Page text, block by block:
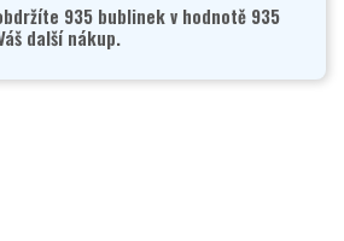
935 bublinek v hodnotě 935
další nákup.